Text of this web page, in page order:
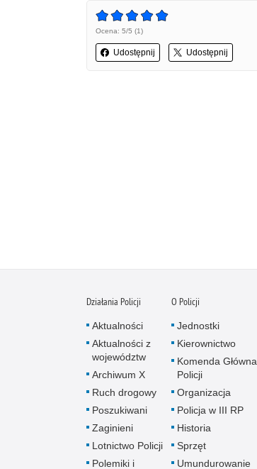
Ocena: 5/5 (1)
Udostępnij Udostępnij
Działania Policji
Aktualności
Aktualności z
województw
Archiwum X
Ruch drogowy
Poszukiwani
Zaginieni
Lotnictwo Policji
Polemiki i
O Policji
Jednostki
Kierownictwo
Komenda Główna
Policji
Organizacja
Policja w III RP
Historia
Sprzęt
Umundurowanie